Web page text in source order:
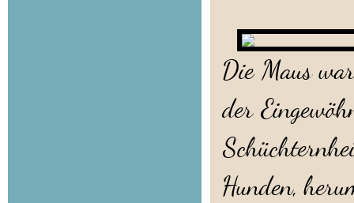
Die Maus
der
Hunden,